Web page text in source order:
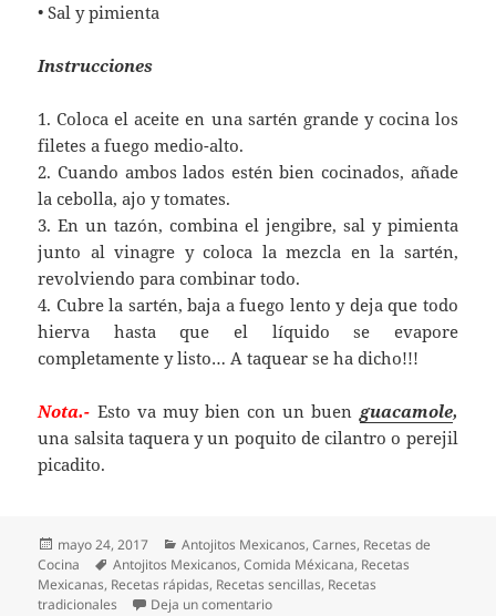
• Sal y pimienta
Instrucciones
1. Coloca el aceite en una sartén grande y cocina los
filetes a fuego medio-alto.
2. Cuando ambos lados estén bien cocinados, añade
la cebolla, ajo y tomates.
3. En un tazón, combina el jengibre, sal y pimienta
junto al vinagre y coloca la mezcla en la sartén,
revolviendo para combinar todo.
4. Cubre la sartén, baja a fuego lento y deja que todo
hierva hasta que el líquido se evapore
completamente y listo… A taquear se ha dicho!!!
Nota.- Esto va muy bien con un buen guacamole,
una salsita taquera y un poquito de cilantro o perejil
picadito.
Publicado
el
mayo 24, 2017 Categorías
Antojitos Mexicanos,Carnes, Recetas de
Cocina
Etiquetas
Antojitos Mexicanos,Comida Méxicana, Recetas
Mexicanas, Recetas rápidas, Recetas sencillas, Recetas
tradicionales
Deja un comentarioen Sabrosas y Saludables Fajitas de